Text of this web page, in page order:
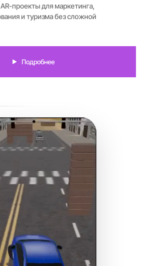
проекты для маркетинга,
и туризма без сложной
Подробнее